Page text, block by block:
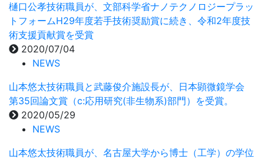
樋口公孝技術職員が、文部科学省ナノテクノロジープラッ
トフォームH29年度若手技術奨励賞に続き、令和2年度技
術支援貢献賞を受賞
2020/07/04
NEWS
山本悠太技術職員と武藤俊介施設長が、日本顕微鏡学会
第35回論文賞（c:応用研究(非生物系)部門）を受賞。
2020/05/29
NEWS
山本悠太技術職員が、名古屋大学から博士（工学）の学位